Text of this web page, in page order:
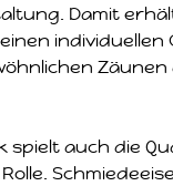
Damit
individuellen
Zäunen
spielt auch die